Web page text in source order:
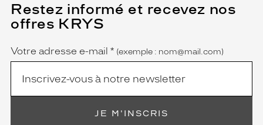
Restez informé et recevez nos
offres KRYS
Name
Votre adresse e-mail *
(Ce
champ
est
(exemple : nom@mail.com)
JE M'INSCRIS